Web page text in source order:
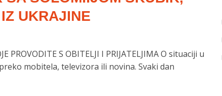
UKRAJINE
PROVODITE S OBITELJI I PRIJATELJIMA O situaciji u
mobitela, televizora ili novina. Svaki dan